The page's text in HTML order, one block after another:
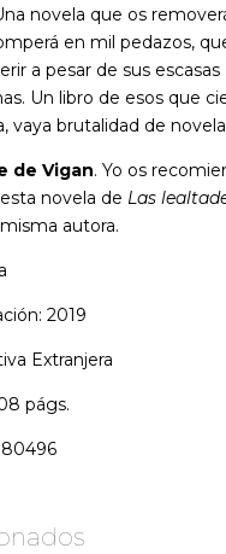
novela que os
en mil pedazos,
a pesar de sus escasas
Un libro de esos que
vaya brutalidad de
de Vigan. Yo os
novela de Las
autora.
2019
Extranjera
págs.